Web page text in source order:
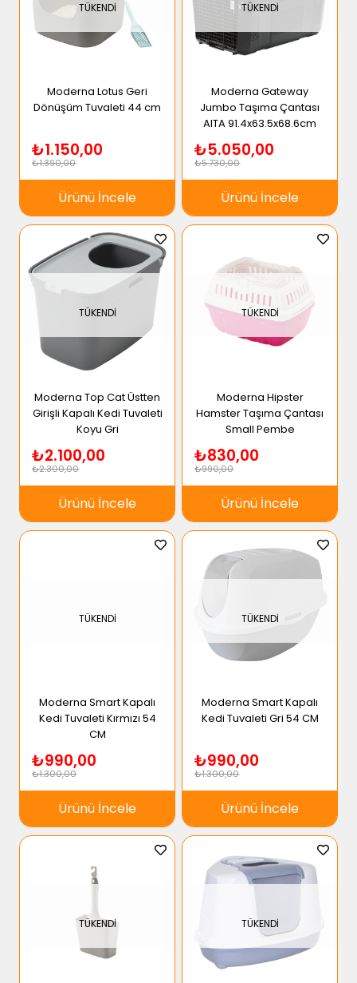
TÜKENDI
Moderna Lotus Geri
Dönüşüm Tuvaleti 44 cm
₺1.150,00
₺1.390,00
Ürünü İncele
TÜKENDI
Moderna Gateway
Jumbo Taşıma Çantası
AITA 91.4x63.5x68.6cm
₺5.050,00
₺5.730,00
Ürünü İncele
TÜKENDI
Moderna Top Cat Üstten
Girişli Kapalı Kedi Tuvaleti
Koyu Gri
₺2.100,00
₺2.300,00
Ürünü İncele
TÜKENDI
Moderna Hipster
Hamster Taşıma Çantası
Small Pembe
₺830,00
₺990,00
Ürünü İncele
TÜKENDI
Moderna Smart Kapalı
Kedi Tuvaleti Kırmızı 54
CM
₺990,00
₺1.300,00
Ürünü İncele
TÜKENDI
Moderna Smart Kapalı
Kedi Tuvaleti Gri 54 CM
₺990,00
₺1.300,00
Ürünü İncele
TÜKENDI TÜKENDI